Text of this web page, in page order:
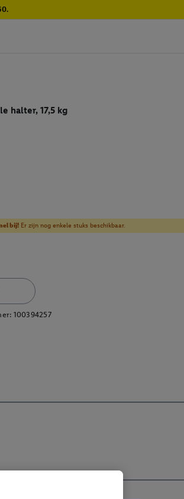
halter, 17,5 kg
bij!Er zijn nog enkele stuks beschikbaar.
100394257